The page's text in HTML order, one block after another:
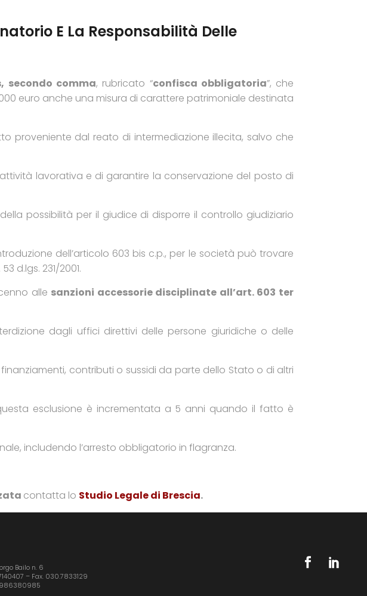
E La Responsabilità Delle
secondo comma, rubricato “confisca obbligatoria”, che
euro anche una misura di carattere patrimoniale destinata
proveniente dal reato di intermediazione illecita, salvo che
lavorativa e di garantire la conservazione del posto di
possibilità per il giudice di disporre il controllo giudiziario
dell’articolo 603 bis c.p., per le società può trovare
d.lgs. 231/2001.
alle sanzioni accessorie disciplinate all’art. 603 ter
dagli uffici direttivi delle persone giuridiche o delle
contributi o sussidi da parte dello Stato o di altri
esclusione è incrementata a 5 anni quando il fatto è
includendo l’arresto obbligatorio in flagranza.
contatta lo Studio Legale di Brescia.
Bailo n. 6
– Fax. 030.7833129